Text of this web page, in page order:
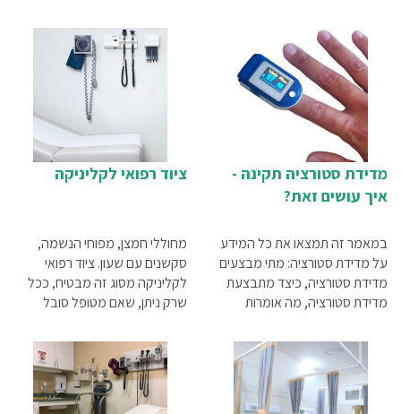
מדידת סטורציה תקינה -
איך עושים זאת?
במאמר זה תמצאו את כל המידע
על מדידת סטורציה: מתי מבצעים
מדידת סטורציה, כיצד מתבצעת
מדידת סטורציה, מה אומרות
והסיבות לסטורציה נמוכה
ציוד רפואי לקליניקה
מחוללי חמצן, מפוחי הנשמה,
סקשנים עם שעון. ציוד רפואי
לקליניקה מסוג זה מבטיח, ככל
שרק ניתן, שאם מטופל סובל
במקום יימצא כל הציוד הדרוש
שימקסם את הסיכוי להצילו.